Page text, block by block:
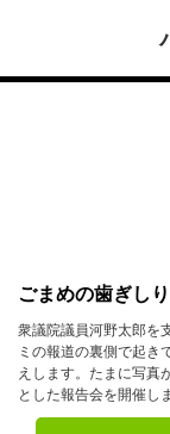
ごまめの歯ぎし
衆議院議員河野太郎を
ミの報道の裏側で起き
えします。たまに写真
とした報告会を開催し